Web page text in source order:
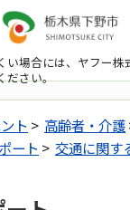
い場合には、ヤフー株
ださい。
ト > 高齢者・介護
ート > 交通に関す